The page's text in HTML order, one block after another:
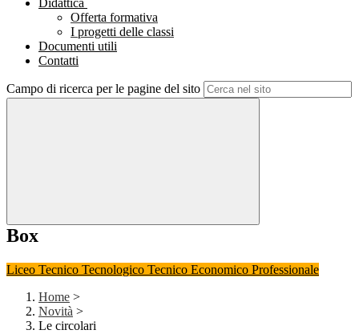
Didattica
Offerta formativa
I progetti delle classi
Documenti utili
Contatti
Campo di ricerca per le pagine del sito
Box
Liceo Tecnico Tecnologico Tecnico Economico Professionale
Home >
Novità >
Le circolari